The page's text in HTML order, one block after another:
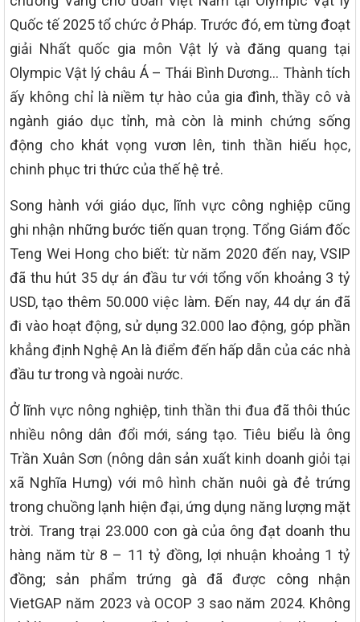
Quốc tế 2025 tổ chức ở Pháp. Trước đó, em từng đoạt
giải Nhất quốc gia môn Vật lý và đăng quang tại
Olympic Vật lý châu Á – Thái Bình Dương… Thành tích
ấy không chỉ là niềm tự hào của gia đình, thầy cô và
ngành giáo dục tỉnh, mà còn là minh chứng sống
động cho khát vọng vươn lên, tinh thần hiếu học,
chinh phục tri thức của thế hệ trẻ.
Song hành với giáo dục, lĩnh vực công nghiệp cũng
ghi nhận những bước tiến quan trọng. Tổng Giám đốc
Teng Wei Hong cho biết: từ năm 2020 đến nay, VSIP
đã thu hút 35 dự án đầu tư với tổng vốn khoảng 3 tỷ
USD, tạo thêm 50.000 việc làm. Đến nay, 44 dự án đã
đi vào hoạt động, sử dụng 32.000 lao động, góp phần
khẳng định Nghệ An là điểm đến hấp dẫn của các nhà
đầu tư trong và ngoài nước.
Ở lĩnh vực nông nghiệp, tinh thần thi đua đã thôi thúc
nhiều nông dân đổi mới, sáng tạo. Tiêu biểu là ông
Trần Xuân Sơn (nông dân sản xuất kinh doanh giỏi tại
xã Nghĩa Hưng) với mô hình chăn nuôi gà đẻ trứng
trong chuồng lạnh hiện đại, ứng dụng năng lượng mặt
trời. Trang trại 23.000 con gà của ông đạt doanh thu
hàng năm từ 8 – 11 tỷ đồng, lợi nhuận khoảng 1 tỷ
đồng; sản phẩm trứng gà đã được công nhận
VietGAP năm 2023 và OCOP 3 sao năm 2024. Không